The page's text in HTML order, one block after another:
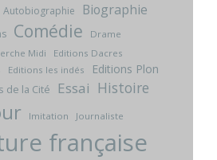
Autobiographie Biographie
Comédie
Drame
Midi
Editions Dacres
Editions les indés Editions Plon
de la Cité Essai Histoire
Imitation Journaliste
française